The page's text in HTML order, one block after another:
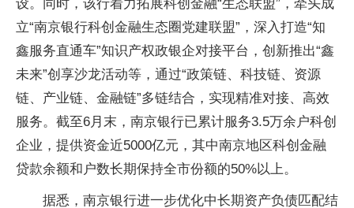
设。同时，该行着力拓展科创金融“生态联盟”，牵头成
立“南京银行科创金融生态圈党建联盟”，深入打造“知
鑫服务直通车”知识产权政银企对接平台，创新推出“鑫
未来”创享沙龙活动等，通过“政策链、科技链、资源
链、产业链、金融链”多链结合，实现精准对接、高效
服务。截至6月末，南京银行已累计服务3.5万余户科创
企业，提供资金近5000亿元，其中南京地区科创金融
贷款余额和户数长期保持全市份额的50%以上。
据悉，南京银行进一步优化中长期资产负债匹配结